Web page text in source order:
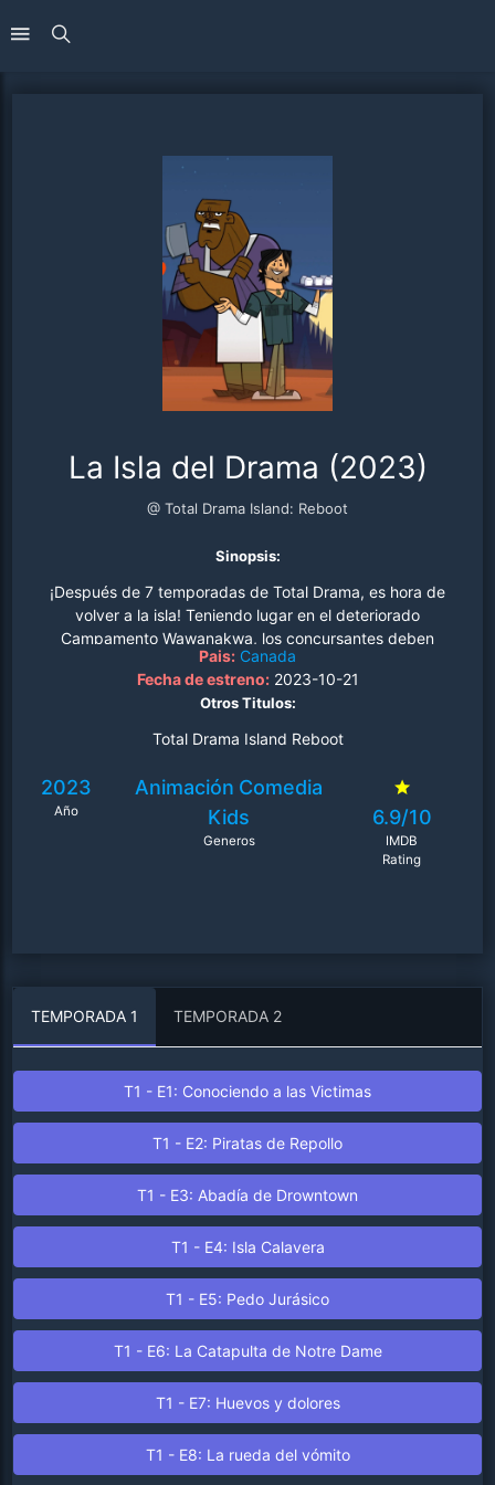
La Isla del Drama (2023)
@ Total Drama Island: Reboot
Sinopsis:
¡Después de 7 temporadas de Total Drama, es hora de
volver a la isla! Teniendo lugar en el deteriorado
Campamento Wawanakwa, los concursantes deben
darlo todo mientras compiten en horneado extremo,
TikToking, carreras de resistencia y "desafíos inspirados
en películas de terror y desastres" para tener la
oportunidad de ganar el premio de un millón de dólares..
Pais: Canada
Fecha de estreno:2023-10-21
Otros Titulos:
Total Drama Island Reboot
2023
Año
Animación Comedia
Kids
Generos
6.9/10
IMDB
Rating
TEMPORADA 1 TEMPORADA 2
T1 - E1: Conociendo a las Victimas
T1 - E2: Piratas de Repollo
T1 - E3: Abadía de Drowntown
T1 - E4: Isla Calavera
T1 - E5: Pedo Jurásico
T1 - E6: La Catapulta de Notre Dame
T1 - E7: Huevos y dolores
T1 - E8: La rueda del vómito